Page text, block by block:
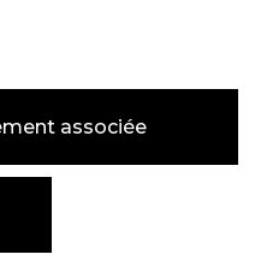
associée